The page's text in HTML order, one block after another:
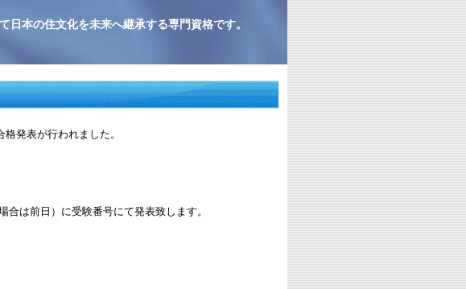
本の住文化を未来へ継承する専門資格です。
発表が行われました。
は前日）に受験番号にて発表致します。